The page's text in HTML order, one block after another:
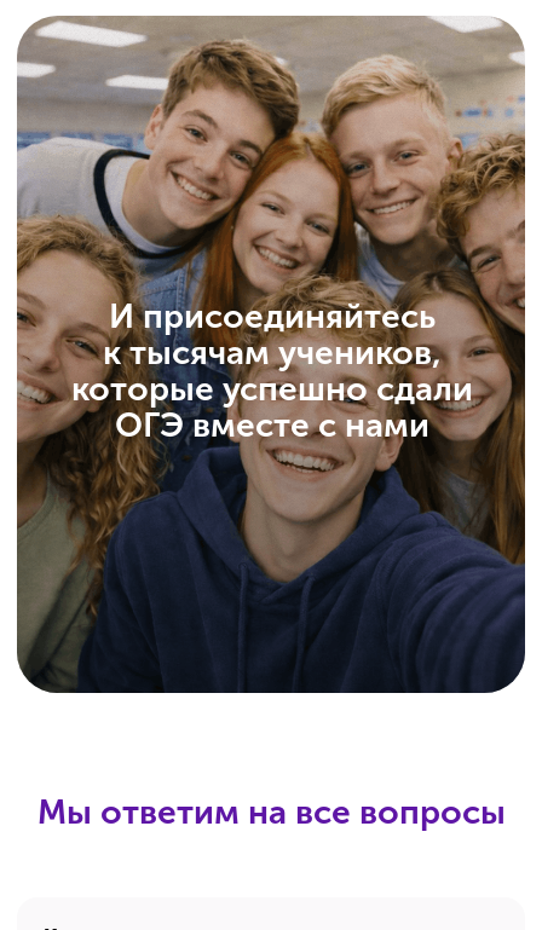
© ИнтернетУрок, 2009−2025
© ООО «ИНТЕРДА» ИНН 7 715
706 679, 2014−2025
Интерактивная платформа «Домашняя Школа
„ИнтернетУрок“» внесена в реестр российских программ для
электронных вычислительных машин и баз данных
(запись №
14 133 от 01.07.2022 г.)
Для повышения удобства работы с сайтом мы используем
файлы cookie и веб-аналитику. Оставаясь на сайте,
вы соглашаетесь на обработку таких данных.
Соглашение о пользовании сайтом
Политика в отношении обработки персональных данных
Сведения об образовательной организации
Условия акций
Оферта
Условия по банковской рассрочке